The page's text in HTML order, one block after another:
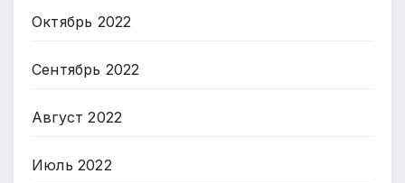
Октябрь 2022
Сентябрь 2022
Август 2022
Июль 2022